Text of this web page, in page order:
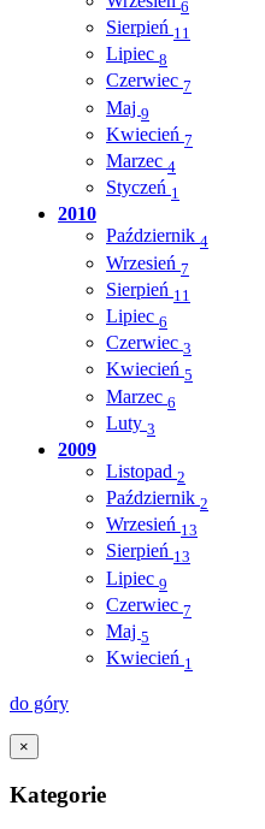
6
Sierpień 11
Lipiec 8
Czerwiec 7
Maj 9
Kwiecień 7
Marzec 4
Styczeń 1
2010
Październik 4
Wrzesień 7
Sierpień 11
Lipiec 6
Czerwiec 3
Kwiecień 5
Marzec 6
Luty 3
2009
Listopad 2
Październik 2
Wrzesień 13
Sierpień 13
Lipiec 9
Czerwiec 7
Maj 5
Kwiecień 1
do góry
×
Kategorie